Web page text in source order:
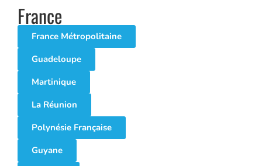
France
France Métropolitaine
Guadeloupe
Martinique
La Réunion
Polynésie Française
Guyane